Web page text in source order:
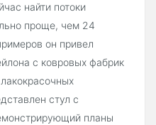
найти потоки
проще, чем 24
он привел
с ковровых фабрик
стул с
планы